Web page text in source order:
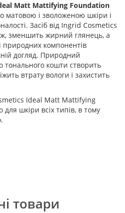
Matt Mattifying Foundation
матовою і зволоженою шкіри і
Засіб від Ingrid Cosmetics
зменшить жирний глянець, а
природних компонентів
догляд. Природний
тонального кошти створить
втрату вологи і захистить
Ideal Matt Mattifying
шкіри всіх типів, в тому
товари